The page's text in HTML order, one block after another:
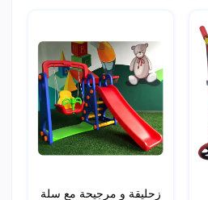
زحليقة و مرجيحة مع سلة